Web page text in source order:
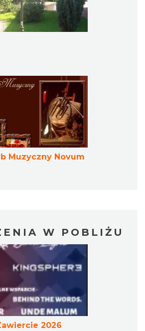
Muzyczny Novum
W POBLIŻU
2026